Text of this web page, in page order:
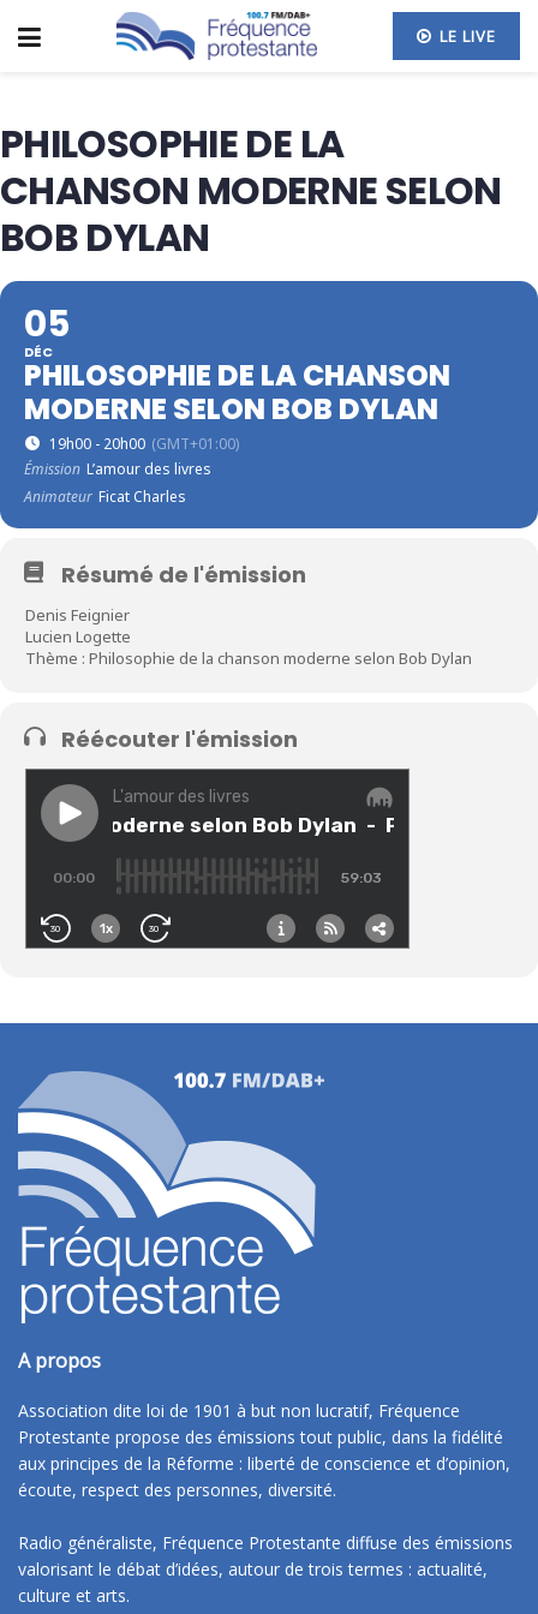
LE LIVE
PHILOSOPHIE DE LA
CHANSON MODERNE SELON
BOB DYLAN
05
DÉC
PHILOSOPHIE DE LA CHANSON
MODERNE SELON BOB DYLAN
19h00 - 20h00 (GMT+01:00)
Émission L’amour des livres
Animateur Ficat Charles
Résumé de l'émission
Denis Feignier
Lucien Logette
Thème : Philosophie de la chanson moderne selon Bob Dylan
Réécouter l'émission
A propos
Association dite loi de 1901 à but non lucratif, Fréquence
Protestante propose des émissions tout public, dans la fidélité
aux principes de la Réforme : liberté de conscience et d’opinion,
écoute, respect des personnes, diversité.
Radio généraliste, Fréquence Protestante diffuse des émissions
valorisant le débat d’idées, autour de trois termes : actualité,
culture et arts.